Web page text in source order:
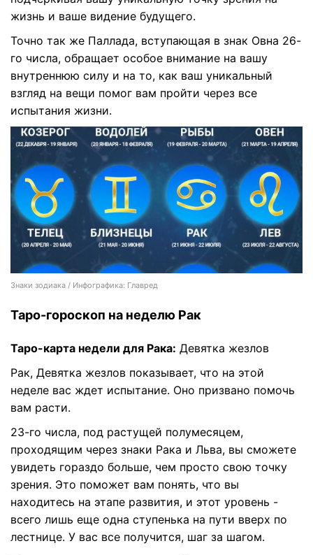
жизнь и ваше видение будущего.
Точно так же Паллада, вступающая в знак Овна 26-
го числа, обращает особое внимание на вашу
внутреннюю силу и на то, как ваш уникальный
взгляд на вещи помог вам пройти через все
испытания жизни.
Знаки зодиака / Инфографика: Главред
Таро-гороскоп на неделю Рак
Таро-карта недели для Рака: Девятка жезлов
Рак, Девятка жезлов показывает, что на этой
неделе вас ждет испытание. Оно призвано помочь
вам расти.
23-го числа, под растущей полумесяцем,
проходящим через знаки Рака и Льва, вы сможете
увидеть гораздо больше, чем просто свою точку
зрения. Это поможет вам понять, что вы
находитесь на этапе развития, и этот уровень -
всего лишь еще одна ступенька на пути вверх по
лестнице. У вас все получится, шаг за шагом.